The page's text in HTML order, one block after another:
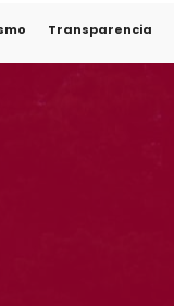
Transparencia